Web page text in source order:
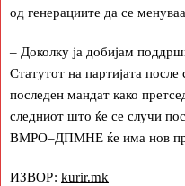
од генерациите да се
– Доколку ја добијам
Статутот на партијата
последен мандат како
следниот што ќе се случи
ВМРО–ДПМНЕ ќе има нов
ИЗВОР: kurir.mk